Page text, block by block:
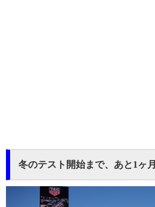
冬のテスト開始まで、あと1ヶ月